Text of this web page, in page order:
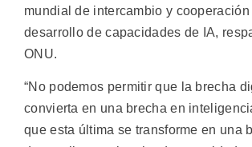
mundial de intercambio y cooperación
desarrollo de capacidades de IA,
ONU.
“No podemos permitir que la brecha
convierta en una brecha en
que esta última se transforme en una